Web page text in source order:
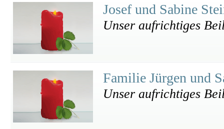
Josef und Sabine
Unser aufrichtiges
Familie Jürgen und
Unser aufrichtiges